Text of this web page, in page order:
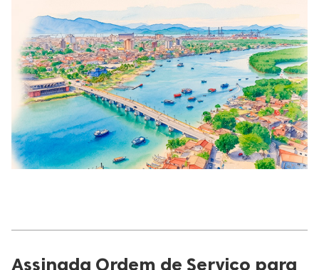
Assinada Ordem de Serviço para